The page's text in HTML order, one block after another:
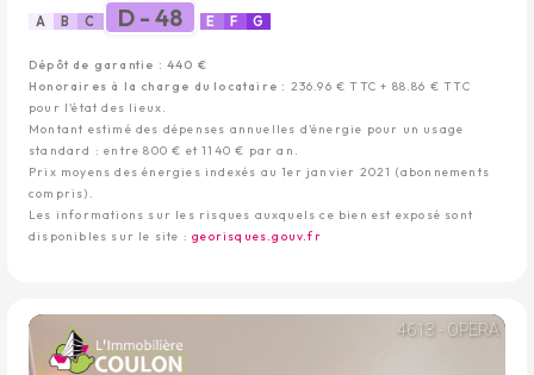
A B C D - 48 E F G
Dépôt de garantie : 440 €
Honoraires à la charge du locataire : 236.96 € TTC + 88.86 € TTC
pour l'état des lieux.
Montant estimé des dépenses annuelles d'énergie pour un usage
standard : entre 800 € et 1140 € par an.
Prix moyens des énergies indexés au 1er janvier 2021 (abonnements
compris).
Les informations sur les risques auxquels ce bien est exposé sont
disponibles sur le site :georisques.gouv.fr